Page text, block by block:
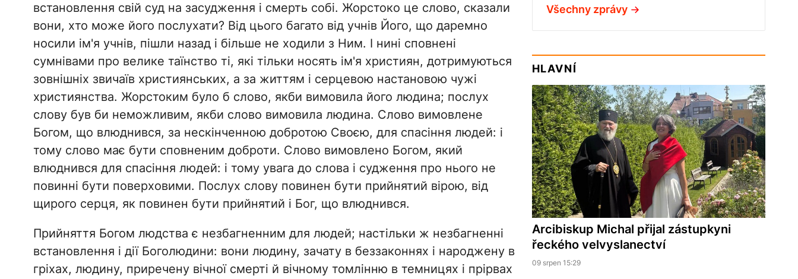
встановлення свій суд на засудження і смерть собі. Жорстоко це слово, сказали
вони, хто може його послухати? Від цього багато від учнів Його, що даремно
носили ім'я учнів, пішли назад і більше не ходили з Ним. І нині сповнені
сумнівами про велике таїнство ті, які тільки носять ім'я християн, дотримуються
зовнішніх звичаїв християнських, а за життям і серцевою настановою чужі
християнства. Жорстоким було б слово, якби вимовила його людина; послух
слову був би неможливим, якби слово вимовила людина. Слово вимовлене
Богом, що влюднився, за нескінченною добротою Своєю, для спасіння людей: і
тому слово має бути сповненим доброти. Слово вимовлено Богом, який
влюднився для спасіння людей: і тому увага до слова і судження про нього не
повинні бути поверховими. Послух слову повинен бути прийнятий вірою, від
щирого серця, як повинен бути прийнятий і Бог, що влюднився.
Прийняття Богом людства є незбагненним для людей; настільки ж незбагненні
встановлення і дії Боголюдини: вони людину, зачату в беззаконнях і народжену в
гріхах, людину, приречену вічної смерті й вічному томлінню в темницях і прірвах
Všechny zprávy
HLAVNÍ
Arcibiskup Michal přijal zástupkyni
řeckého velvyslanectví
09 srpen 15:29